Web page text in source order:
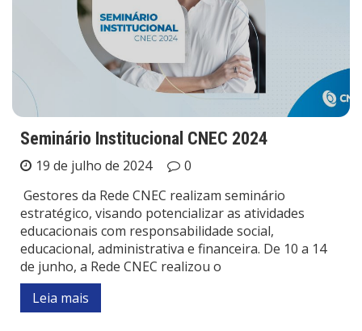
Seminário Institucional CNEC 2024
19 de julho de 2024
0
Gestores da Rede CNEC realizam seminário
estratégico, visando potencializar as atividades
educacionais com responsabilidade social,
educacional, administrativa e financeira. De 10 a 14
de junho, a Rede CNEC realizou o
Leia mais